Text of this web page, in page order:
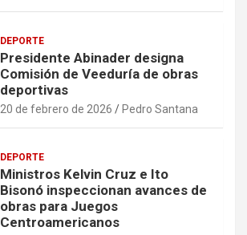
DEPORTE
Presidente Abinader designa
Comisión de Veeduría de obras
deportivas
20 de febrero de 2026 Pedro Santana
DEPORTE
Ministros Kelvin Cruz e Ito
Bisonó inspeccionan avances de
obras para Juegos
Centroamericanos